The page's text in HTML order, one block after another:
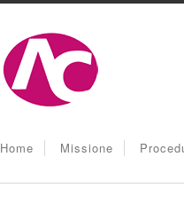
Home Missione